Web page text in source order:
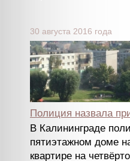
30 августа 2016 года
Полиция назвала
В Калининграде
пятиэтажном доме
квартире на